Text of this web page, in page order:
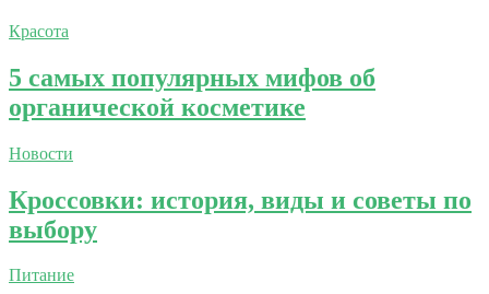
Красота
5 самых популярных мифов об
органической косметике
Новости
Кроссовки: история, виды и советы по
выбору
Питание